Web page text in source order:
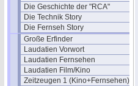
Die Geschichte der "RCA"
Die Technik Story
Die Fernseh Story
Große Erfinder
Laudatien Vorwort
Laudatien Fernsehen
Laudatien Film/Kino
Zeitzeugen 1 (Kino+Fernsehen)